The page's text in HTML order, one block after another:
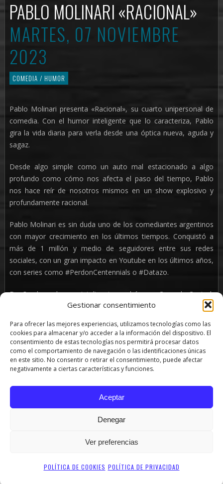
Gestionar consentimiento
Para ofrecer las mejores experiencias, utilizamos tecnologías como las
cookies para almacenar y/o acceder a la información del dispositivo. El
consentimiento de estas tecnologías nos permitirá procesar datos
como el comportamiento de navegación o las identificaciones únicas
en este sitio. No consentir o retirar el consentimiento, puede afectar
negativamente a ciertas características y funciones.
Aceptar
Denegar
Ver preferencias
POLÍTICA DE COOKIES POLÍTICA DE PRIVACIDAD
PABLO MOLINARI «RACIONAL»
MARTES, 07 NOVIEMBRE
2023
COMEDIA / HUMOR
Pablo Molinari presenta «Racional», su cuarto unipersonal de
comedia. Con el humor inteligente que lo caracteriza, Pablo
gira la vida diaria para verla desde una óptica nueva, aguda y
sagaz.
Desde algo simple como un auto mal estacionado a algo
profundo como cómo nos afecta el paso del tiempo, Pablo
nos hace reír de nosotros mismos en un show explosivo y
profundamente racional.
Pablo Molinari es sin duda uno de los comediantes argentinos
con mayor crecimiento en los últimos tiempos. Conquistó a
más de 1 millón y medio de seguidores entre sus redes
sociales, con un gran impacto en Youtube en los últimos años,
con series como #PerdonCentennials o #Datazo.
Dueño de un humor inteligente, grabó para Comedy Central,
fue nominado 2 años consecutivos a los premios Estrella de
representó al país en múltiples ocasiones en el «Festival
Internacional de Stand Up Comedy» en Costa Rica y, más
recientemente, en el «Latin Comedy Fest» en Toronto, Canadá
FUNDAMENTALES» con los que recorrió Argentina, Uruguay,
Chile, Costa Rica, Canadá y España durante los últimos cinco
PIN